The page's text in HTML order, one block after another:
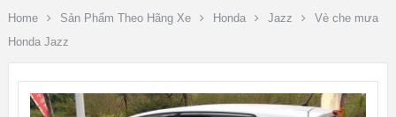
Home Sản Phẩm Theo Hãng Xe Honda Jazz
Vè che mưa
Honda Jazz